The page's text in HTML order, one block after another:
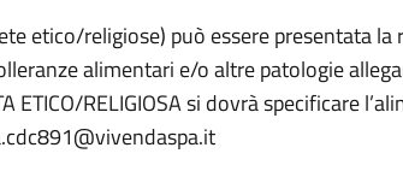
etico/religiose) può essere presentata la
alimentari e/o altre patologie
RELIGIOSA si dovrà specificare